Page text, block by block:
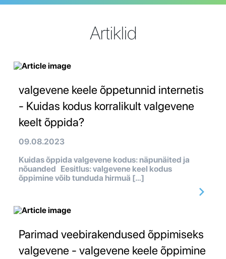
Artiklid
valgevene keele õppetunnid internetis
- Kuidas kodus korralikult valgevene
keelt õppida?
09.08.2023
Kuidas õppida valgevene kodus: näpunäited ja
nõuanded Eesitlus: valgevene keel kodus
õppimine võib tunduda hirmuä […]
Parimad veebirakendused õppimiseks
valgevene - valgevene keele õppimine